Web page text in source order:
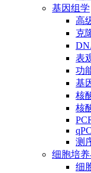
基因组学
高
克
表
功
基
核
核
测
细胞培
细